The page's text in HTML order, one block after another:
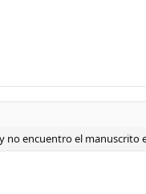
no encuentro el manuscrito